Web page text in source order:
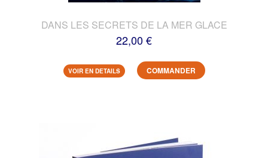
DANS LES SECRETS DE LA MER GLACE
22,00 €
VOIR EN DETAILS COMMANDER